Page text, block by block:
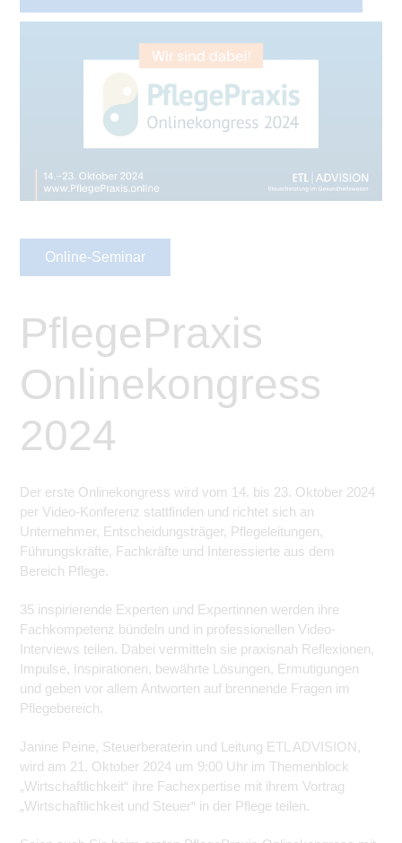
Online-Seminar
PflegePraxis
Onlinekongress
2024
Der erste Onlinekongress wird vom 14. bis 23. Oktober 2024
per Video-Konferenz stattfinden und richtet sich an
Unternehmer, Entscheidungsträger, Pflegeleitungen,
Führungskräfte, Fachkräfte und Interessierte aus dem
Bereich Pflege.
35 inspirierende Experten und Expertinnen werden ihre
Fachkompetenz bündeln und in professionellen Video-
Interviews teilen. Dabei vermitteln sie praxisnah Reflexionen,
Impulse, Inspirationen, bewährte Lösungen, Ermutigungen
und geben vor allem Antworten auf brennende Fragen im
Pflegebereich.
Janine Peine, Steuerberaterin und Leitung ETL ADVISION,
wird am 21. Oktober 2024 um 9:00 Uhr im Themenblock
„Wirtschaftlichkeit“ ihre Fachexpertise mit ihrem Vortrag
„Wirtschaftlichkeit und Steuer“ in der Pflege teilen.